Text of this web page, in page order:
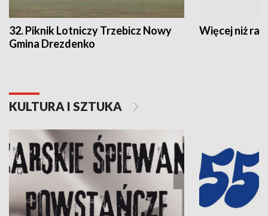
32. Piknik Lotniczy Trzebicz Nowy
Gmina Drezdenko
Więcej niż rajd
KULTURA I SZTUKA